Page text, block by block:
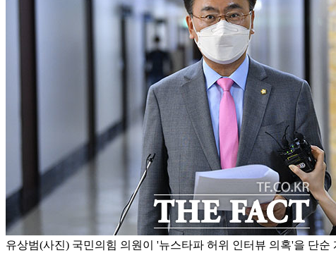
유상범(사진) 국민의힘 의원이 '뉴스타파 허위 인터뷰 의혹'을 단순